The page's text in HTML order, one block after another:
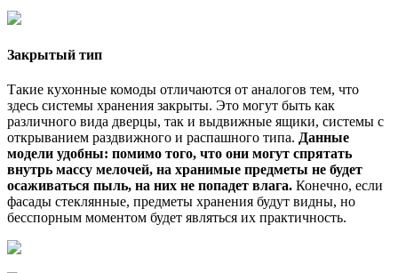
Закрытый тип
Такие кухонные комоды отличаются от аналогов тем, что
здесь системы хранения закрыты. Это могут быть как
различного вида дверцы, так и выдвижные ящики, системы с
открыванием раздвижного и распашного типа. Данные
модели удобны: помимо того, что они могут спрятать
внутрь массу мелочей, на хранимые предметы не будет
осаживаться пыль, на них не попадет влага. Конечно, если
фасады стеклянные, предметы хранения будут видны, но
бесспорным моментом будет являться их практичность.